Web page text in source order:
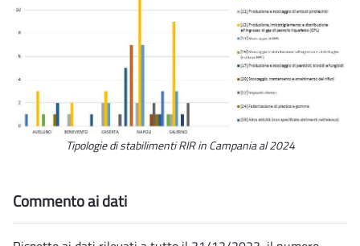
Tipologie di stabilimenti RIR in Campania al 2024
Commento ai dati